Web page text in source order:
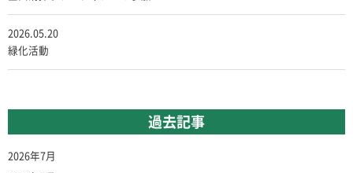
2026.05.20
緑化活動
過去記事
2026年7月